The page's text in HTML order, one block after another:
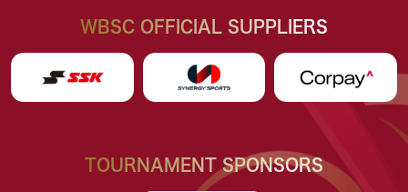
WBSC OFFICIAL SUPPLIERS
TOURNAMENT SPONSORS